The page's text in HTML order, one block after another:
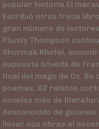
popular historia El
Escribió otros trece
gran número de
Plumly Thompson
Shormak Khotel,
supuesta bóveda de
final del mago de Oz.
poemas, 82 relatos
novelas más de
desconocido de
llevar sus obras al